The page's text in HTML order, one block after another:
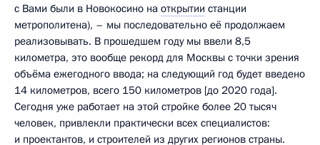
с Вами были в Новокосино на открытии станции
метрополитена), – мы последовательно её продолжаем
реализовывать. В прошедшем году мы ввели 8,5
километра, это вообще рекорд для Москвы с точки зрения
объёма ежегодного ввода; на следующий год будет введено
14 километров, всего 150 километров [до 2020 года].
Сегодня уже работает на этой стройке более 20 тысяч
человек, привлекли практически всех специалистов:
и проектантов, и строителей из других регионов страны.